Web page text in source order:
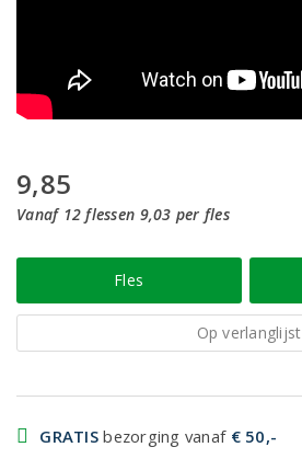
9,85
Vanaf 12 flessen 9,03 per fles
Fles
Op verlanglijst
GRATIS bezorging vanaf € 50,-